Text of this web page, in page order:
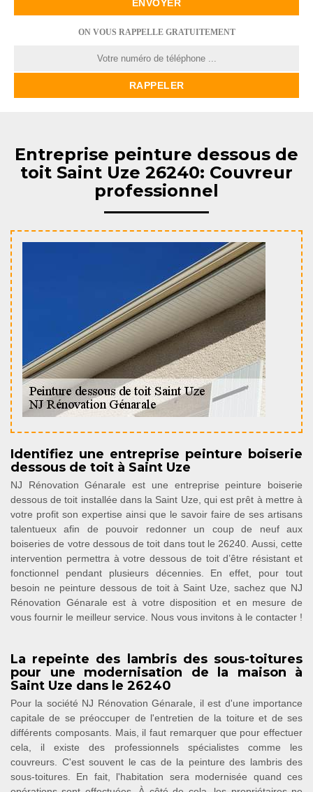
ON VOUS RAPPELLE GRATUITEMENT
Entreprise peinture dessous de
toit Saint Uze 26240: Couvreur
professionnel
Identifiez une entreprise peinture boiserie
dessous de toit à Saint Uze
NJ Rénovation Génarale est une entreprise peinture boiserie
dessous de toit installée dans la Saint Uze, qui est prêt à mettre à
votre profit son expertise ainsi que le savoir faire de ses artisans
talentueux afin de pouvoir redonner un coup de neuf aux
boiseries de votre dessous de toit dans tout le 26240. Aussi, cette
intervention permettra à votre dessous de toit d’être résistant et
fonctionnel pendant plusieurs décennies. En effet, pour tout
besoin ne peinture dessous de toit à Saint Uze, sachez que NJ
Rénovation Génarale est à votre disposition et en mesure de
vous fournir le meilleur service. Nous vous invitons à le contacter !
La repeinte des lambris des sous-toitures
pour une modernisation de la maison à
Saint Uze dans le 26240
Pour la société NJ Rénovation Génarale, il est d'une importance
capitale de se préoccuper de l'entretien de la toiture et de ses
différents composants. Mais, il faut remarquer que pour effectuer
cela, il existe des professionnels spécialistes comme les
couvreurs. C'est souvent le cas de la peinture des lambris des
sous-toitures. En fait, l'habitation sera modernisée quand ces